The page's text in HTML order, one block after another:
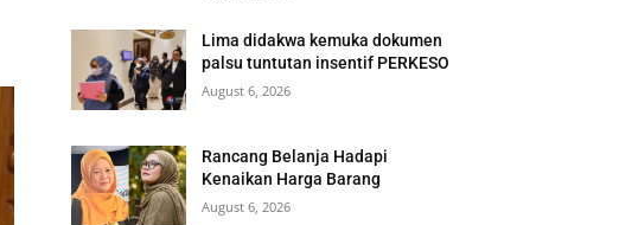
Lima didakwa kemuka dokumen
palsu tuntutan insentif PERKESO
August 6, 2026
Rancang Belanja Hadapi
Kenaikan Harga Barang
August 6, 2026